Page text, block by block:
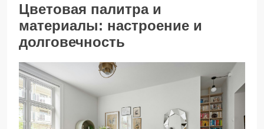
Цветовая палитра и
материалы: настроение и
долговечность